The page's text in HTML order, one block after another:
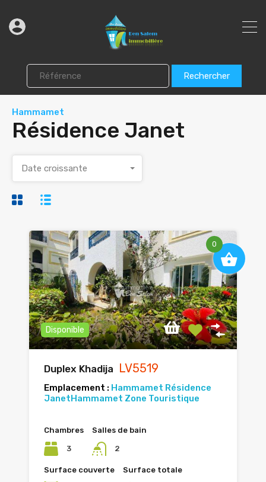
Rechercher
Hammamet
Résidence Janet
Date croissante
Disponible
Duplex Khadija LV5519
Emplacement : Hammamet Résidence
JanetHammamet Zone Touristique
Chambres
3
Salles de bain
2
Surface couverte Surface totale
0